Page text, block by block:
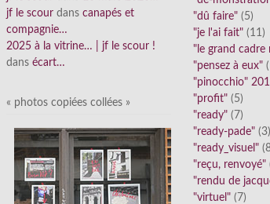
jf le scour dans canapés et
compagnie…
2025 à la vitrine… | jf le scour !
dans écart…
« photos copiées collées »
"dû faire" (5)
"je l'ai fait" (11)
"le grand cadre
"pensez à eux"
"pinocchio"
"profit" (5)
"ready" (7)
"ready-pade" (3)
"ready_visuel"
"reçu, renvoyé"
"rendu de
"virtuel" (7)